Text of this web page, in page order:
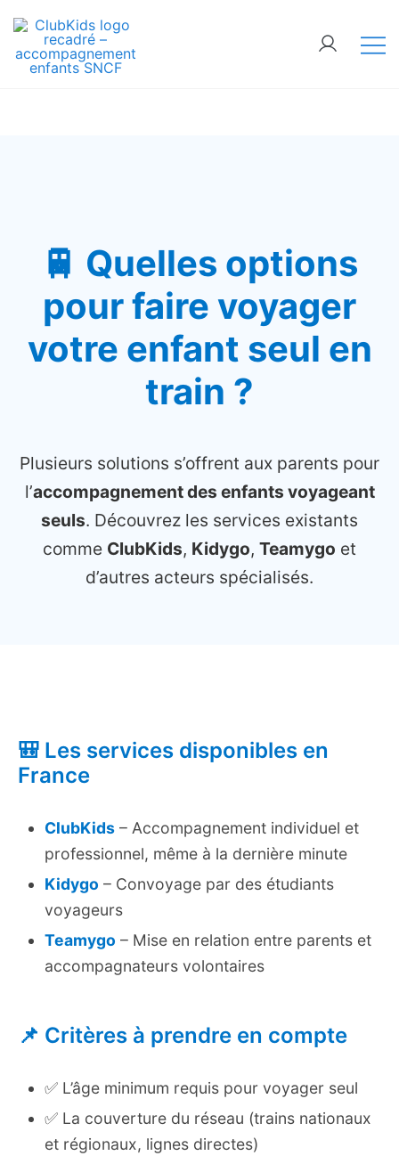
🚆 Quelles options
pour faire voyager
votre enfant seul en
train ?
Plusieurs solutions s’offrent aux parents pour
l’accompagnement des enfants voyageant
seuls. Découvrez les services existants
comme ClubKids, Kidygo, Teamygo et
d’autres acteurs spécialisés.
🎒 Les services disponibles en
France
ClubKids – Accompagnement individuel et
professionnel, même à la dernière minute
Kidygo – Convoyage par des étudiants
voyageurs
Teamygo – Mise en relation entre parents et
accompagnateurs volontaires
📌 Critères à prendre en compte
✅ L’âge minimum requis pour voyager seul
✅ La couverture du réseau (trains nationaux
et régionaux, lignes directes)
🚨 Nos accompagnements sont pris d’assaut.
Réservez dès maintenant !